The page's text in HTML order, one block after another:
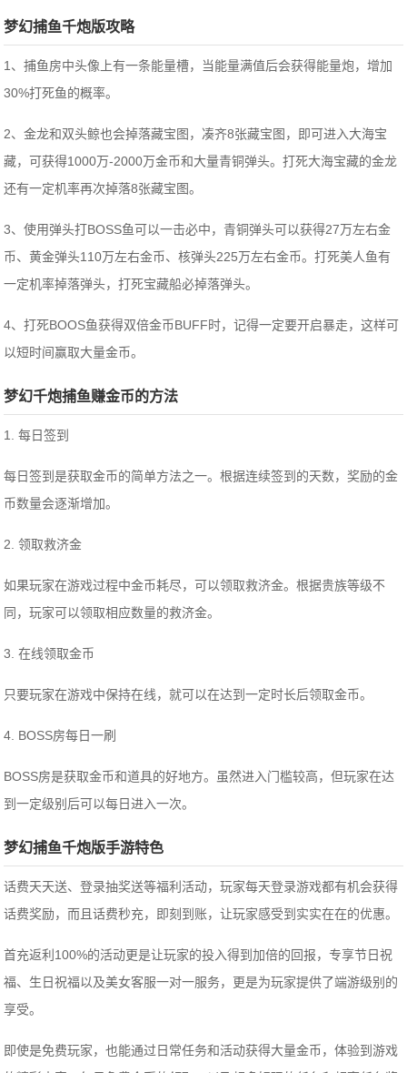
梦幻捕鱼千炮版攻略
1、捕鱼房中头像上有一条能量槽，当能量满值后会获得能量炮，增加
30%打死鱼的概率。
2、金龙和双头鲸也会掉落藏宝图，凑齐8张藏宝图，即可进入大海宝
藏，可获得1000万-2000万金币和大量青铜弹头。打死大海宝藏的金龙
还有一定机率再次掉落8张藏宝图。
3、使用弹头打BOSS鱼可以一击必中，青铜弹头可以获得27万左右金
币、黄金弹头110万左右金币、核弹头225万左右金币。打死美人鱼有
一定机率掉落弹头，打死宝藏船必掉落弹头。
4、打死BOOS鱼获得双倍金币BUFF时，记得一定要开启暴走，这样可
以短时间赢取大量金币。
梦幻千炮捕鱼赚金币的方法
1. 每日签到
每日签到是获取金币的简单方法之一。根据连续签到的天数，奖励的金
币数量会逐渐增加。
2. 领取救济金
如果玩家在游戏过程中金币耗尽，可以领取救济金。根据贵族等级不
同，玩家可以领取相应数量的救济金。
3. 在线领取金币
只要玩家在游戏中保持在线，就可以在达到一定时长后领取金币。
4. BOSS房每日一刷
BOSS房是获取金币和道具的好地方。虽然进入门槛较高，但玩家在达
到一定级别后可以每日进入一次。
梦幻捕鱼千炮版手游特色
话费天天送、登录抽奖送等福利活动，玩家每天登录游戏都有机会获得
话费奖励，而且话费秒充，即刻到账，让玩家感受到实实在在的优惠。
首充返利100%的活动更是让玩家的投入得到加倍的回报，专享节日祝
福、生日祝福以及美女客服一对一服务，更是为玩家提供了端游级别的
享受。
即使是免费玩家，也能通过日常任务和活动获得大量金币，体验到游戏